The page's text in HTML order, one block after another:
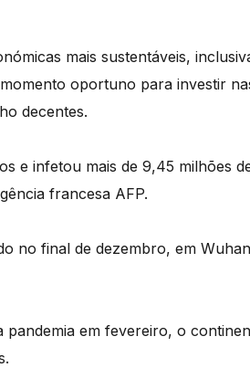
mais sustentáveis,
oportuno para investir
decentes.
e infetou mais de 9,45 milhões
francesa AFP.
no final de dezembro, em
em fevereiro, o